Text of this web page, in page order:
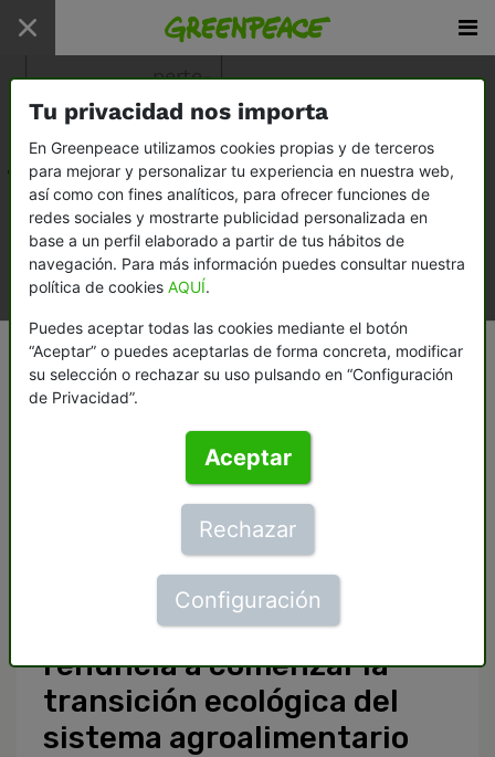
Todo
Comunicados
Informes
Documentos
Inicio Sala de prensa / Comunicados
perte-
agroalimentario
El Gobierno de Sánchez
renuncia a comenzar la
transición ecológica del
sistema agroalimentario
Tu privacidad nos importa
En Greenpeace utilizamos cookies propias y de terceros
para mejorar y personalizar tu experiencia en nuestra web,
así como con fines analíticos, para ofrecer funciones de
redes sociales y mostrarte publicidad personalizada en
base a un perfil elaborado a partir de tus hábitos de
navegación. Para más información puedes consultar nuestra
política de cookies AQUÍ.
Puedes aceptar todas las cookies mediante el botón
“Aceptar” o puedes aceptarlas de forma concreta, modificar
su selección o rechazar su uso pulsando en “Configuración
de Privacidad”.
Aceptar
Rechazar
Configuración